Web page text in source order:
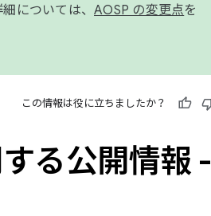
については、 AOSP の変更点を
この情報は役に立ちましたか？
る公開情報 -